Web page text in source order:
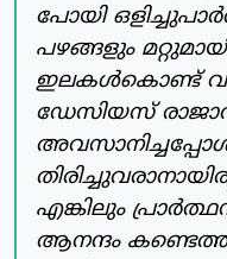
പോയി
പഴങ്ങളും
ഇലകള്‍കൊണ്ട്
ഡേസിയസ്
അവസാനിച്ചപ്പോള്‍
എങ്കിലും
ആനന്ദം